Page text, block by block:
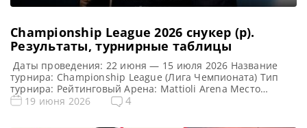
Championship League 2026 снукер (р).
Результаты, турнирные таблицы
Даты проведения: 22 июня — 15 июля 2026 Название
турнира: Championship League (Лига Чемпионата) Тип
турнира: Рейтинговый Арена: Mattioli Arena Место
проведения (населенный пункт, город, страна): Лестер,
19 июня 2026 4